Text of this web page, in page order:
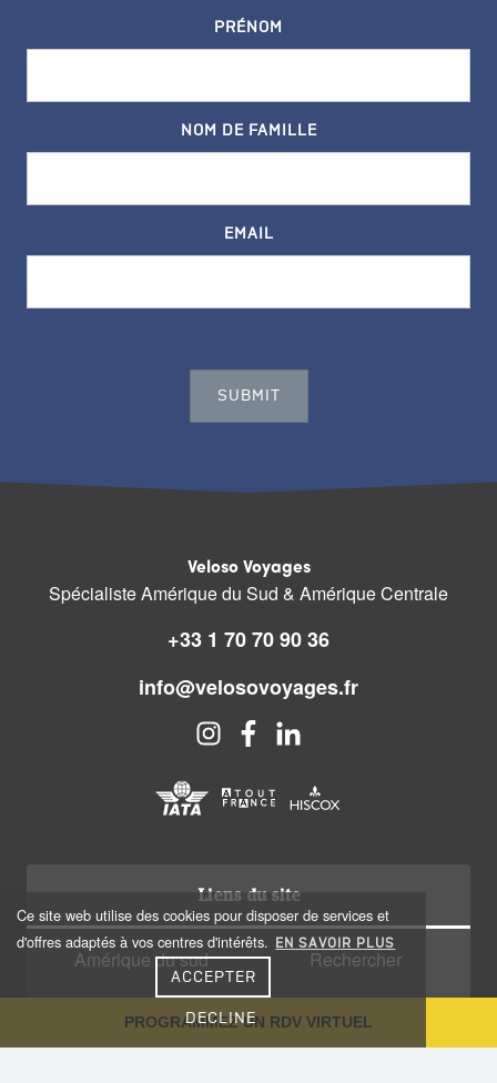
Ce site web utilise des cookies pour disposer de services et
d'offres adaptés à vos centres d'intérêts.
EN SAVOIR PLUS
DECLINE
ACCEPTER
PROGRAMMEZ UN RDV VIRTUEL
PRÉNOM
NOM DE FAMILLE
EMAIL
Veloso Voyages
Spécialiste Amérique du Sud & Amérique Centrale
+33 1 70 70 90 36
info@velosovoyages.fr
Liens du site
Amérique du sud
Amérique centrale
Caraïbes
Rechercher
Qui sommes nous?
Recrutement